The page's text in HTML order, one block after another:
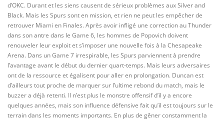
d’OKC. Durant et les siens causent de sérieux problèmes aux Silver and
Black. Mais les Spurs sont en mission, et rien ne peut les empêcher de
retrouver Miami en Finales. Après avoir infligé une correction au Thunder
dans son antre dans le Game 6, les hommes de Popovich doivent
renouveler leur exploit et s’imposer une nouvelle fois à la Chesapeake
Arena. Dans un Game 7 irrespirable, les Spurs parviennent à prendre
l’avantage avant le début du dernier quart-temps. Mais leurs adversaires
ont de la ressource et égalisent pour aller en prolongation. Duncan est
d’ailleurs tout proche de marquer sur l’ultime rebond du match, mais le
buzzer a déjà retenti. Il n’est plus le monstre offensif d’il y a encore
quelques années, mais son influence défensive fait qu’il est toujours sur le
terrain dans les moments importants. En plus de gêner constamment la